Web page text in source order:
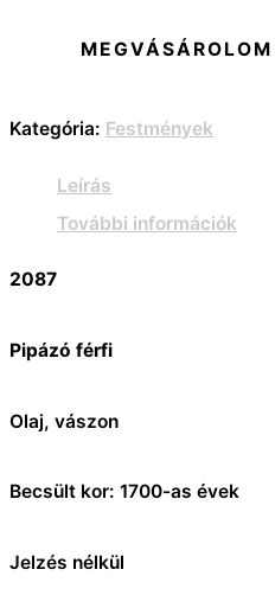
MEGVÁSÁROLOM
Kategória: Festmények
Leírás
További információk
2087
Pipázó férfi
Olaj, vászon
Becsült kor: 1700-as évek
Jelzés nélkül